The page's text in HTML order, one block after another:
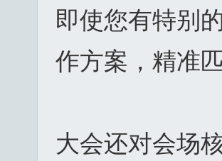
即使您有特别
作方案，精准
大会还对会场